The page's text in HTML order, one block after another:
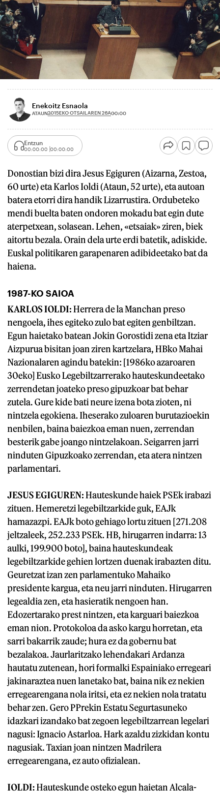
Enekoitz Esnaola
ATAUN2015EKO OTSAILAREN 26A00:00
Entzun
00:00:00 00:00:00
Donostian bizi dira Jesus Egiguren (Aizarna, Zestoa,
60 urte) eta Karlos Ioldi (Ataun, 52 urte), eta autoan
batera etorri dira handik Lizarrustira. Ordubeteko
mendi buelta baten ondoren mokadu bat egin dute
aterpetxean, solasean. Lehen, «etsaiak» ziren, biek
aitortu bezala. Orain dela urte erdi batetik, adiskide.
Euskal politikaren garapenaren adibideetako bat da
haiena.
1987-KO SAIOA
KARLOS IOLDI:Herrera de la Manchan preso
nengoela, ihes egiteko zulo bat egiten genbiltzan.
Egun haietako batean Jokin Gorostidi zena eta Itziar
Aizpurua bisitan joan ziren kartzelara, HBko Mahai
Nazionalaren agindu batekin: [1986ko azaroaren
30eko] Eusko Legebiltzarrerako hauteskundeetako
zerrendetan joateko preso gipuzkoar bat behar
zutela. Gure kide bati neure izena bota zioten, ni
nintzela egokiena. Iheserako zuloaren burutazioekin
nenbilen, baina baiezkoa eman nuen, zerrendan
besterik gabe joango nintzelakoan. Seigarren jarri
ninduten Gipuzkoako zerrendan, eta atera nintzen
parlamentari.
JESUS EGIGUREN:Hauteskunde haiek PSEk irabazi
zituen. Hemeretzi legebiltzarkide guk, EAJk
hamazazpi. EAJk boto gehiago lortu zituen [271.208
jeltzaleek, 252.233 PSEk. HB, hirugarren indarra: 13
aulki, 199.900 boto], baina hauteskundeak
legebiltzarkide gehien lortzen duenak irabazten ditu.
Geuretzat izan zen parlamentuko Mahaiko
presidente kargua, eta neu jarri ninduten. Hirugarren
legealdia zen, eta hasieratik nengoen han.
Edozertarako prest nintzen, eta karguari baiezkoa
eman nion. Protokoloa da asko kargu horretan, eta
sarri bakarrik zaude; hura ez da gobernu bat
bezalakoa. Jaurlaritzako lehendakari Ardanza
hautatu zutenean, hori formalki Espainiako erregeari
jakinaraztea nuen lanetako bat, baina nik ez nekien
erregearengana nola iritsi, eta ez nekien nola tratatu
behar zen. Gero PPrekin Estatu Segurtasuneko
idazkari izandako bat zegoen legebiltzarrean legelari
nagusi: Ignacio Astarloa. Hark azaldu zizkidan kontu
nagusiak. Taxian joan nintzen Madrilera
erregearengana, ez auto ofizialean.
IOLDI:Hauteskunde osteko egun haietan Alcala-